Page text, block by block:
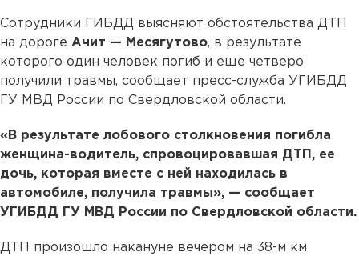
Сотрудники ГИБДД выясняют обстоятельства ДТП
на дороге Ачит — Месягутово, в результате
которого один человек погиб и еще четверо
получили травмы, сообщает пресс-служба УГИБДД
ГУ МВД России по Свердловской области.
«В результате лобового столкновения погибла
женщина-водитель, спровоцировавшая ДТП, ее
дочь, которая вместе с ней находилась в
автомобиле, получила травмы», — сообщает
УГИБДД ГУ МВД России по Свердловской области.
ДТП произошло накануне вечером на 38-м км